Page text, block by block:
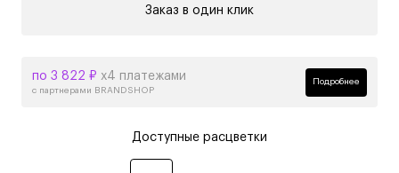
Заказ в один клик
по 3 822 ₽ х4 платежами
с партнерами BRANDSHOP
Подробнее
Доступные расцветки